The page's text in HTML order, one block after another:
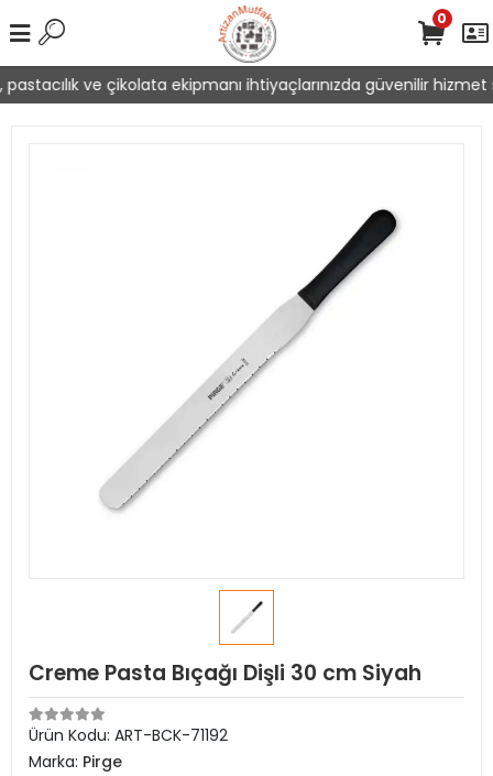
ve çikolata ekipmanı ihtiyaçlarınızda güvenilir hizmet
0
Creme Pasta Bıçağı Dişli 30 cm Siyah
Ürün Kodu: ART-BCK-71192
Marka: Pirge